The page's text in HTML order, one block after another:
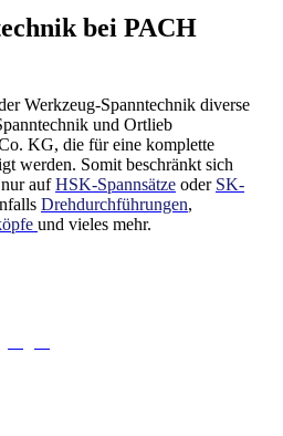
bei PACH
Werkzeug-Spanntechnik diverse
und Ortlieb
KG, die für eine komplette
werden. Somit beschränkt sich
aufHSK-Spannsätze oder SK-
Drehdurchführungen,
und vieles mehr.